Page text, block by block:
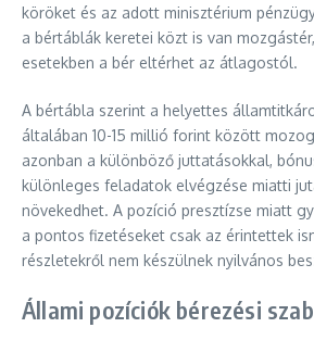
köröket és az adott minisztérium
a bértáblák keretei közt is van
esetekben a bér eltérhet az átlagostól.
A bértábla szerint a helyettes
általában 10-15 millió forint között
azonban a különböző juttatásokkal,
különleges feladatok elvégzése miatti
növekedhet. A pozíció presztízse miatt
a pontos fizetéseket csak az érintettek
részletekről nem készülnek nyilvános
Állami pozíciók bérezési